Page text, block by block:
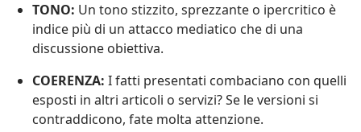
TONO: Un tono stizzito, sprezzante o ipercritico è
indice più di un attacco mediatico che di una
discussione obiettiva.
COERENZA: I fatti presentati combaciano con quelli
esposti in altri articoli o servizi? Se le versioni si
contraddicono, fate molta attenzione.